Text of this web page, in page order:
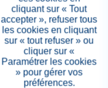
cliquant sur « Tout
accepter », refuser tous
les cookies en cliquant
sur « tout refuser » ou
cliquer sur «
Paramétrer les cookies
» pour gérer vos
préférences.